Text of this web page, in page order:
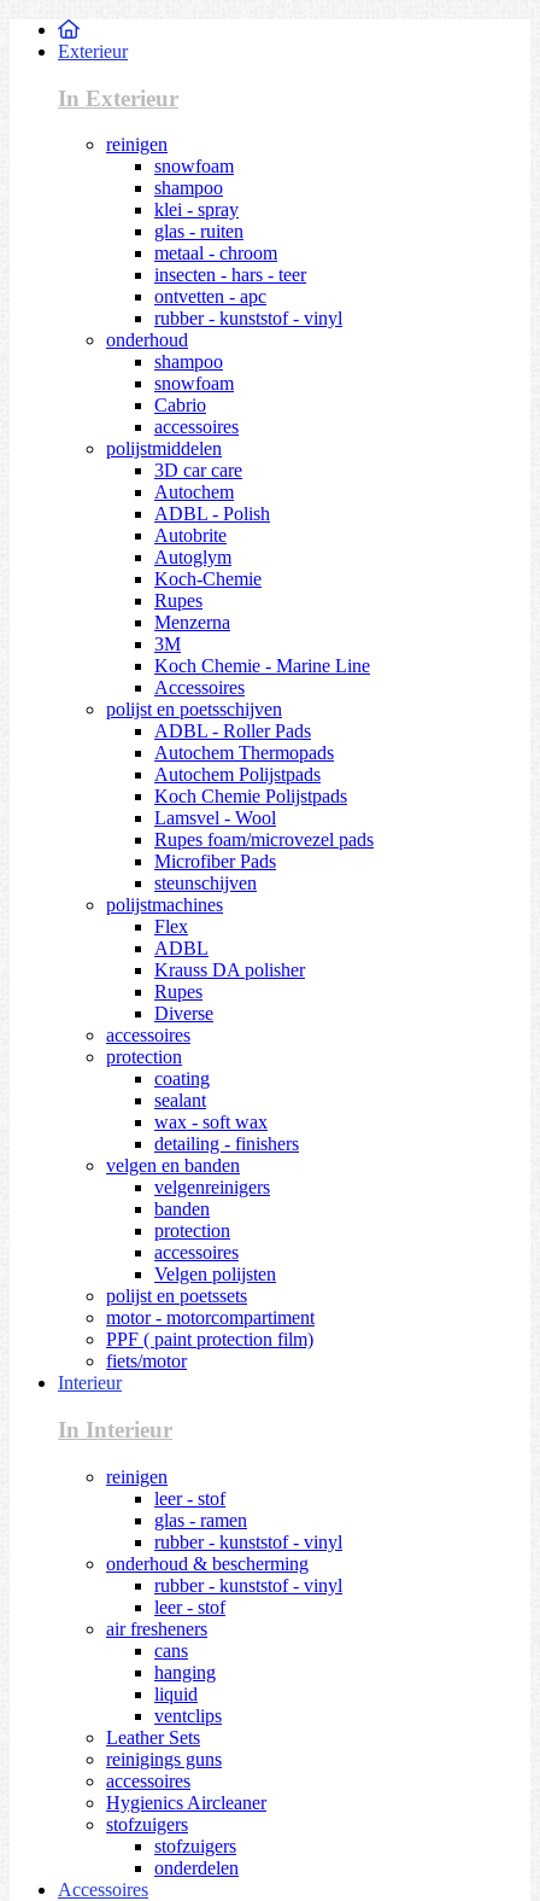
Exterieur
In Exterieur
reinigen
snowfoam
shampoo
klei - spray
glas - ruiten
metaal - chroom
insecten - hars - teer
ontvetten - apc
rubber - kunststof - vinyl
onderhoud
shampoo
snowfoam
Cabrio
accessoires
polijstmiddelen
3D car care
Autochem
ADBL - Polish
Autobrite
Autoglym
Koch-Chemie
Rupes
Menzerna
3M
Koch Chemie - Marine Line
Accessoires
polijst en poetsschijven
ADBL - Roller Pads
Autochem Thermopads
Autochem Polijstpads
Koch Chemie Polijstpads
Lamsvel - Wool
Rupes foam/microvezel pads
Microfiber Pads
steunschijven
polijstmachines
Flex
ADBL
Krauss DA polisher
Rupes
Diverse
accessoires
protection
coating
sealant
wax - soft wax
detailing - finishers
velgen en banden
velgenreinigers
banden
protection
accessoires
Velgen polijsten
polijst en poetssets
motor - motorcompartiment
PPF ( paint protection film)
fiets/motor
Interieur
In Interieur
reinigen
leer - stof
glas - ramen
rubber - kunststof - vinyl
onderhoud & bescherming
rubber - kunststof - vinyl
leer - stof
air fresheners
cans
hanging
liquid
ventclips
Leather Sets
reinigings guns
accessoires
Hygienics Aircleaner
stofzuigers
stofzuigers
onderdelen
Accessoires